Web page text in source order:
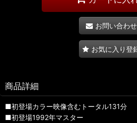
お問い合わせ
お気に入り登
商品詳細
■初登場カラー映像含むトータル131分
■初登場1992年マスター